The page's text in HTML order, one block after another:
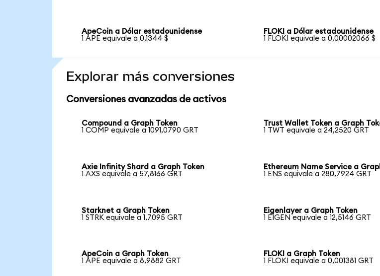
ApeCoin a Dólar estadounidense
1 APE equivale a 0,1344 $
FLOKI a Dólar estadounidense
1 FLOKI equivale a 0,00002066 $
Explorar más conversiones
Conversiones avanzadas de activos
Compound a Graph Token
1 COMP equivale a 1091,0790 GRT
Trust Wallet Token a Graph
1 TWT equivale a 24,2520 GRT
Axie Infinity Shard a Graph Token
1 AXS equivale a 57,8166 GRT
Ethereum Name Service a
1 ENS equivale a 280,7924 GRT
Starknet a Graph Token
1 STRK equivale a 1,7095 GRT
Eigenlayer a Graph Token
1 EIGEN equivale a 12,5146 GRT
ApeCoin a Graph Token
1 APE equivale a 8,9882 GRT
FLOKI a Graph Token
1 FLOKI equivale a 0,001381 GRT